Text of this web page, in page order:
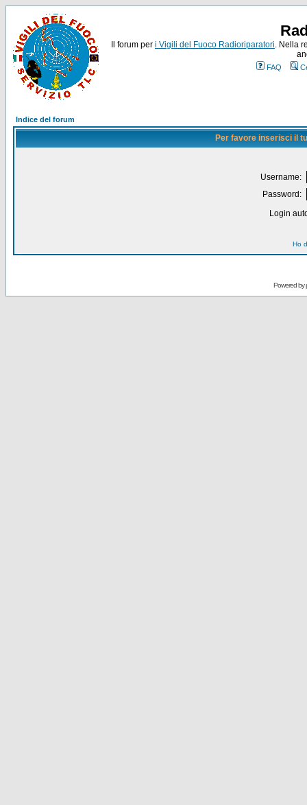
Il forum per i Vigili del Fuoco Radioriparatori. Nella
FAQ
Indice del forum
Per favore inserisci il
Username:
Password:
Login
Ho
Powered by